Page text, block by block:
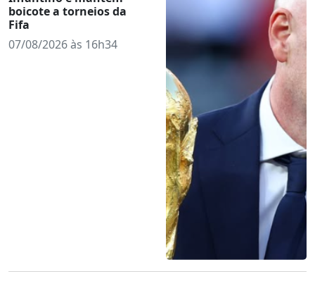
boicote a torneios da
Fifa
07/08/2026 às 16h34